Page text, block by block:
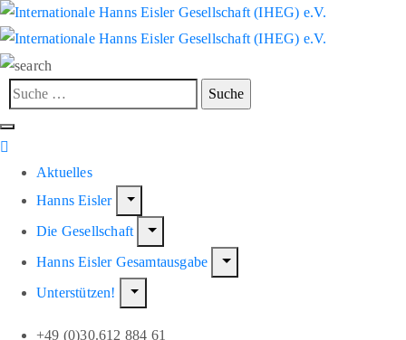
Aktuelles
Hanns Eisler
Die Gesellschaft
Hanns Eisler Gesamtausgabe
Unterstützen!
+49 (0)30.612 884 61